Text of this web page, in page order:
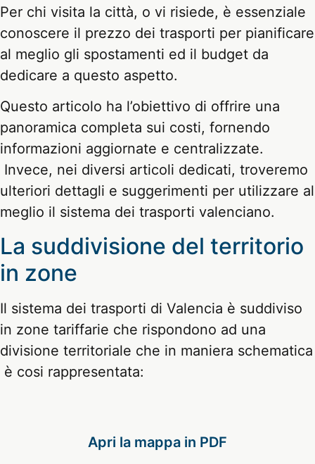
Per chi visita la città, o vi risiede, è essenziale
conoscere il prezzo dei trasporti per pianificare
al meglio gli spostamenti ed il budget da
dedicare a questo aspetto.
Questo articolo ha l’obiettivo di offrire una
panoramica completa sui costi, fornendo
informazioni aggiornate e centralizzate.
Invece, nei diversi articoli dedicati, troveremo
ulteriori dettagli e suggerimenti per utilizzare al
meglio il sistema dei trasporti valenciano.
La suddivisione del territorio
in zone
Il sistema dei trasporti di Valencia è suddiviso
in zone tariffarie che rispondono ad una
divisione territoriale che in maniera schematica
è cosi rappresentata:
Apri la mappa in PDF